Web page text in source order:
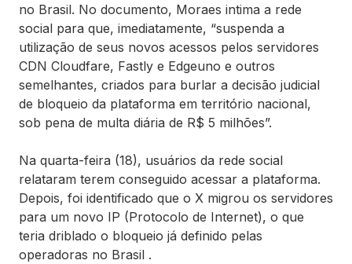
no Brasil. No documento, Moraes intima a rede
social para que, imediatamente, “suspenda a
utilização de seus novos acessos pelos servidores
CDN Cloudfare, Fastly e Edgeuno e outros
semelhantes, criados para burlar a decisão judicial
de bloqueio da plataforma em território nacional,
sob pena de multa diária de R$ 5 milhões”.
Na quarta-feira (18), usuários da rede social
relataram terem conseguido acessar a plataforma.
Depois, foi identificado que o X migrou os servidores
para um novo IP (Protocolo de Internet), o que
teria driblado o bloqueio já definido pelas
operadoras no Brasil .